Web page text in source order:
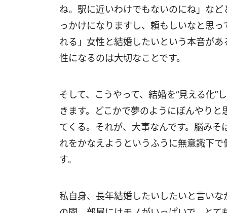
ね。駅に近いわけでもないのにね」な
っかけになりますし、頼もしいなと思
れる」女性と結婚したいという本音が
性になるのは大切なことです。
そして、こうやって、結婚を“見える化
きます。どこかで夢のようにぼんやり
てくる。それが、大事なんです。脳み
れをかなえようというふうに無意識下
す。
私自身、長年結婚したいしたいと言い